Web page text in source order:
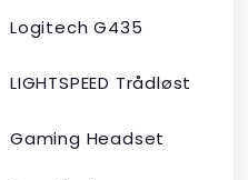
Logitech G435
LIGHTSPEED Trådløst
Gaming Headset